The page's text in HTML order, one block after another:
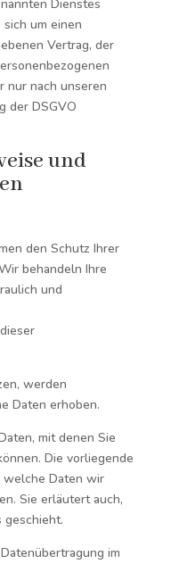
Dienstes
um einen
Vertrag, der
nur nach unseren
der DSGVO
und
den Schutz Ihrer
behandeln Ihre
und
werden
Daten erhoben.
mit denen Sie
Die vorliegende
welche Daten wir
Sie erläutert auch,
im